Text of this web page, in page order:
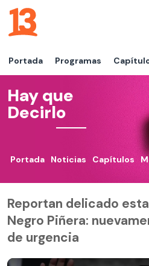
Portada Programas
Hay que
Decirlo
Portada Noticias Capítulos
Reportan delicado
Negro Piñera:
de urgencia